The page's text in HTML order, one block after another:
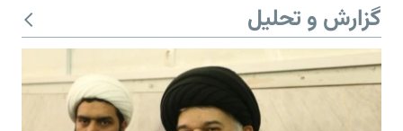
گزارش و تحلیل